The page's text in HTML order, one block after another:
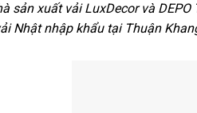
xuất vải LuxDecor và
Nhật nhập khẩu tại Thuận